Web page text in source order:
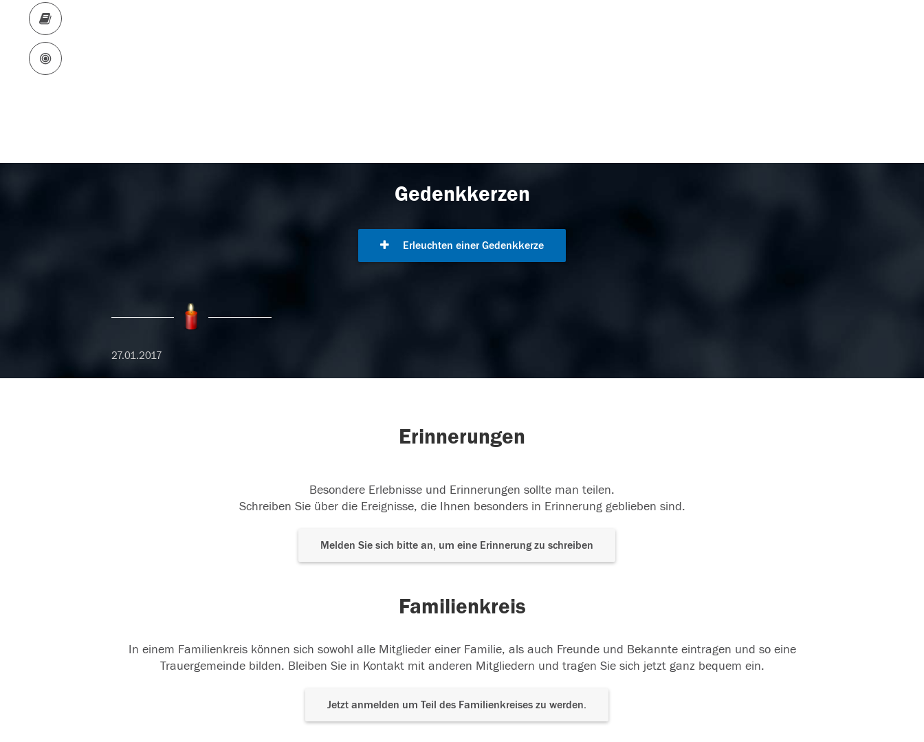
Gedenkkerzen
Erleuchten einer Gedenkkerze
27.01.2017
Erinnerungen
Besondere Erlebnisse und Erinnerungen sollte man teilen.
Schreiben Sie über die Ereignisse, die Ihnen besonders in Erinnerung geblieben sind.
Melden Sie sich bitte an, um eine Erinnerung zu schreiben
Familienkreis
In einem Familienkreis können sich sowohl alle Mitglieder einer Familie, als auch Freunde und Bekannte eintragen und so eine
Trauergemeinde bilden. Bleiben Sie in Kontakt mit anderen Mitgliedern und tragen Sie sich jetzt ganz bequem ein.
Jetzt anmelden um Teil des Familienkreises zu werden.